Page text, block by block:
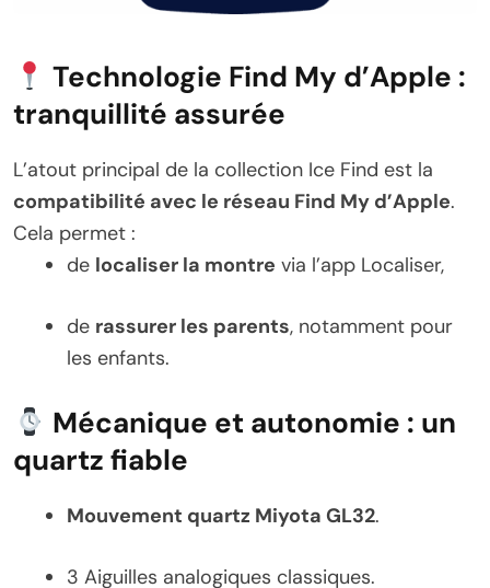
Technologie Find My d’Apple :
tranquillité assurée
L’atout principal de la collection Ice Find est la
compatibilité avec le réseau Find My d’Apple.
Cela permet :
de localiser la montre via l’app Localiser,
de rassurer les parents, notamment pour
les enfants.
Mécanique et autonomie : un
quartz fiable
Mouvement quartz Miyota GL32.
3 Aiguilles analogiques classiques.